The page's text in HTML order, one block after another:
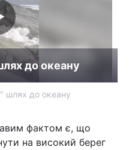
до океану
шлях до океану
фактом є, що
на високий берег